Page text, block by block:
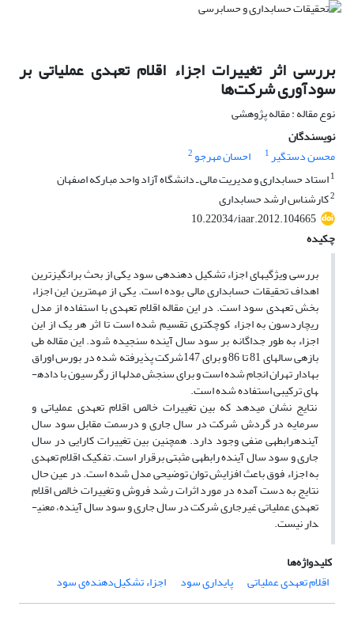
بررسی اثر تغییرات اجزاء اقلام تعهدی عملیاتی بر
سودآوری شرکت‌ها
نوع مقاله : مقاله پژوهشی
نویسندگان
محسن دستگیر1 احسان مهرجو2
1استاد حسابداری و مدیریت مالی ـ دانشگاه آزاد واحد مبارکه اصفهان
2کارشناس ارشد حسابداری
10.22034/iaar.2012.104665
چکیده
بررسی ویژگی­های اجزاء تشکیل دهنده­ی سود یکی از بحث برانگیزترین
اهداف تحقیقات حسابداری مالی بوده است. یکی از مهم­ترین این اجزاء
بخش تعهدی سود است. در این مقاله اقلام تعهدی با استفاده از مدل
ریچاردسون به اجزاء کوچک­تری تقسیم شده است تا اثر هر یک از این
اجزاء به طور جداگانه بر سود سال آینده سنجیده شود. این مقاله طی
بازه­ی سال­های 81 تا 86 و برای 147شرکت پذیرفته شده در بورس اوراق
بهادار تهران انجام شده است و برای سنجش مدل­ها از رگرسیون با داده­
های ترکیبی استفاده شده است.
نتایج نشان می­دهد که بین تغییرات خالص اقلام تعهدی عملیاتی و
سرمایه در گردش شرکت در سال جاری و درسمت مقابل سود سال
آینده­رابطه­ی منفی وجود دارد. همچنین بین تغییرات کارایی در سال
جاری و سود سال آینده رابطه­ی مثبتی برقرار است. تفکیک اقلام تعهدی
به اجزاء فوق باعث افزایش توان توضیحی مدل شده است. در عین حال
نتایج به دست آمده در مورد اثرات رشد فروش و تغییرات خالص اقلام
تعهدی عملیاتی غیرجاری شرکت در سال جاری و سود سال آینده، معنی­
دار نیست.
کلیدواژه‌ها
اقلام تعهدی عملیاتی
پایداری سود اجزاء تشکیل‌دهنده‌ی سود